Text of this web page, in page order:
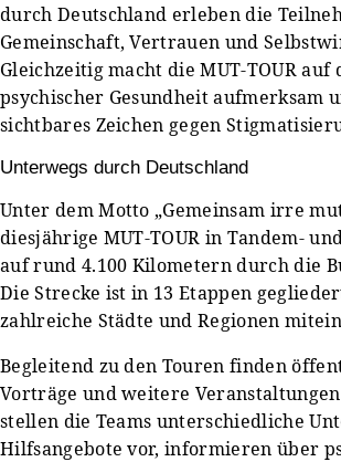
durch Deutschland erleben die
Gemeinschaft, Vertrauen und
Gleichzeitig macht die MUT-TOUR auf
psychischer Gesundheit aufmerksam
sichtbares Zeichen gegen
Unterwegs durch Deutschland
Unter dem Motto „Gemeinsam irre
diesjährige MUT-TOUR in Tandem-
auf rund 4.100 Kilometern durch die
Die Strecke ist in 13 Etappen
zahlreiche Städte und Regionen
Begleitend zu den Touren finden
Vorträge und weitere
stellen die Teams unterschiedliche
Hilfsangebote vor, informieren über